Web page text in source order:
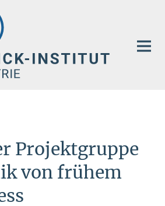
Projektgruppe
von frühem